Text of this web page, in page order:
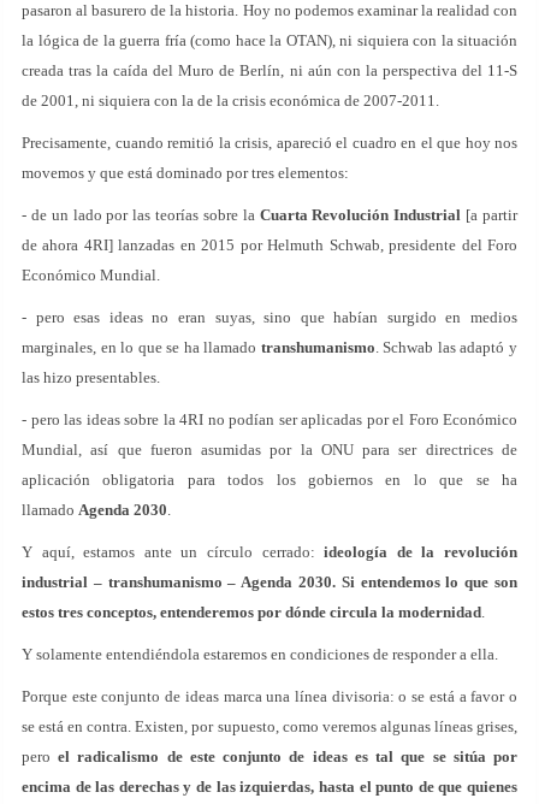
pasaron al basurero de la historia. Hoy no podemos examinar la realidad con
la lógica de la guerra fría (como hace la OTAN), ni siquiera con la situación
creada tras la caída del Muro de Berlín, ni aún con la perspectiva del 11-S
de 2001, ni siquiera con la de la crisis económica de 2007-2011.
Precisamente, cuando remitió la crisis, apareció el cuadro en el que hoy nos
movemos y que está dominado por tres elementos:
- de un lado por las teorías sobre la Cuarta Revolución Industrial [a partir
de ahora 4RI] lanzadas en 2015 por Helmuth Schwab, presidente del Foro
Económico Mundial.
- pero esas ideas no eran suyas, sino que habían surgido en medios
marginales, en lo que se ha llamado transhumanismo. Schwab las adaptó y
las hizo presentables.
- pero las ideas sobre la 4RI no podían ser aplicadas por el Foro Económico
Mundial, así que fueron asumidas por la ONU para ser directrices de
aplicación obligatoria para todos los gobiernos en lo que se ha
llamado Agenda 2030.
Y aquí, estamos ante un círculo cerrado:ideología de la revolución
industrial – transhumanismo – Agenda 2030. Si entendemos lo que son
estos tres conceptos, entenderemos por dónde circula la modernidad.
Y solamente entendiéndola estaremos en condiciones de responder a ella.
Porque este conjunto de ideas marca una línea divisoria: o se está a favor o
se está en contra. Existen, por supuesto, como veremos algunas líneas grises,
peroel radicalismo de este conjunto de ideas es tal que se sitúa por
encima de las derechas y de las izquierdas, hasta el punto de que quienes